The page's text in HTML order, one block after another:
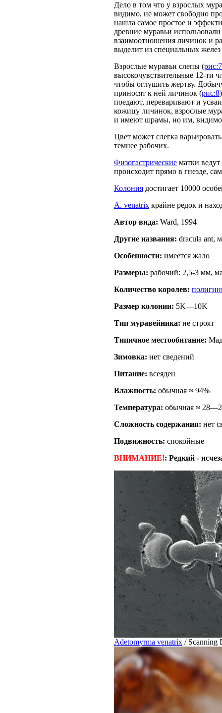
Дело в том что у взрослых
видимо, не может свободно
нашла самое простое и
древние муравьи
взаимоотношения личинок и
выделит из специальных
Взрослые муравьи слепы (рис:7
высокочувствительные 12-ти
чтобы оглушить жертву.
приносят к ней личинок (рис:8
поедают, переваривают и
кожицу личинок, взрослые
и имеют шрамы, но им, видимо,
Цвет может слегка
темнее рабочих.
Физогастрические матки
происходит прямо в гнезде,
Колония достигает 10000
A. venatrix крайне редок и
Автор вида: Ward, 1994
Другие названия: dracula ant,
Особенности: имеется жало
Размеры: рабочий: 2,5-3 мм,
Количество королев:
Размер кoлонии: 5K—10K
Тип муравейника: не строят
Типичное местообитание:
Зимовка: нет сведений
Питание: всеяден
Влажность: обычная ≈ 94%
Температура: обычная ≈
Сложность содержания: нет
Подвижность: спокойные
ВНИМАНИЕ!: Редкий -
Adetomyrma venatrix / Scanning